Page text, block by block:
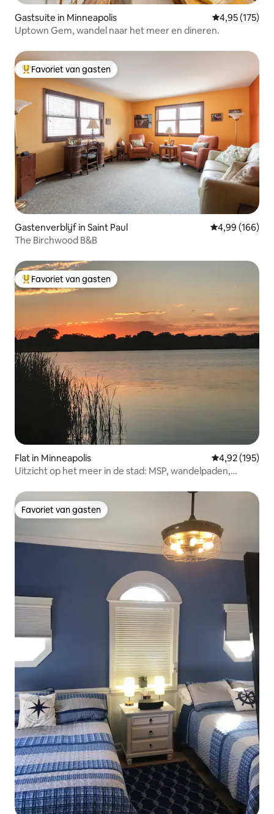
Gastsuite in Minneapolis Gemiddelde
4,95 (175)
Uptown Gem, wandel naar het meer en dineren.
Topfavoriet van gasten
Favoriet van gasten
Gastenverblijf in Saint Paul Gemiddelde
4,99 (166)
The Birchwood B&B
Topfavoriet van gasten
Favoriet van gasten
Flat in Minneapolis Gemiddelde
4,92 (195)
Uitzicht op het meer in de stad: MSP, wandelpaden,
Favoriet van gasten
Favoriet van gasten